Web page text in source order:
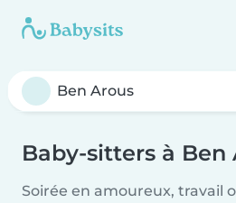
Baby-sitters à Ben
Soirée en amoureux, travail